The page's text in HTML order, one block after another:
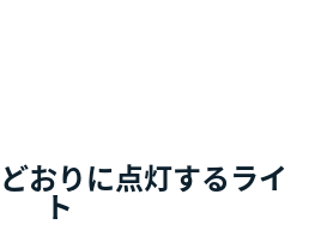
おりに点灯するライ
ト